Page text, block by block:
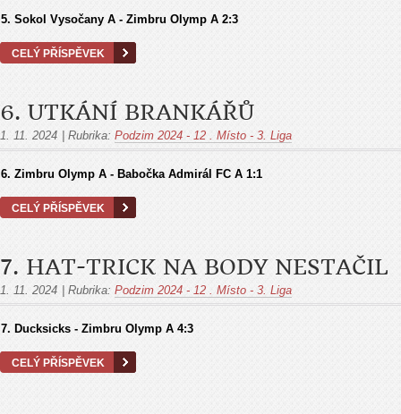
5. Sokol Vysočany A - Zimbru Olymp A 2:3
CELÝ PŘÍSPĚVEK
6. UTKÁNÍ BRANKÁŘŮ
1. 11. 2024 Rubrika: Podzim 2024 - 12 . Místo - 3. Liga
6. Zimbru Olymp A - Babočka Admirál FC A 1:1
CELÝ PŘÍSPĚVEK
7. HAT-TRICK NA BODY NESTAČIL
1. 11. 2024 Rubrika: Podzim 2024 - 12 . Místo - 3. Liga
7. Ducksicks - Zimbru Olymp A 4:3
CELÝ PŘÍSPĚVEK